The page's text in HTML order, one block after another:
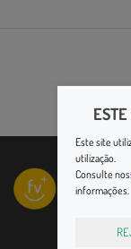
Este site
utilização.
Consulte
informações.